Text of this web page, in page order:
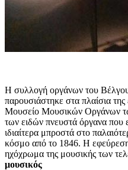
Η συλλογή οργάνων του
παρουσιάστηκε στα πλαίσια
Μουσείο Μουσικών Οργάνων
των ειδών πνευστά όργανα που
ιδιαίτερα μπροστά στο
κόσμο από το 1846. Η
ηχόχρωμα της μουσικής των
μουσικός